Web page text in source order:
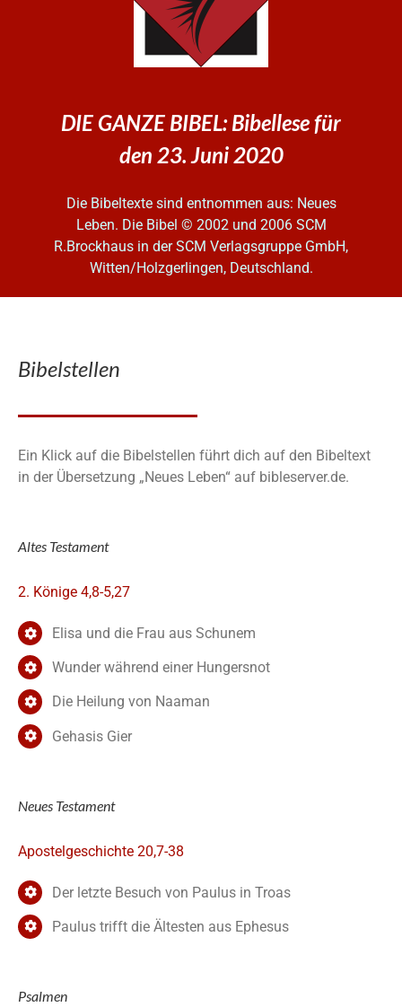
DIE GANZE BIBEL: Bibellese für
den 23. Juni 2020
Die Bibeltexte sind entnommen aus: Neues
Leben. Die Bibel © 2002 und 2006 SCM
R.Brockhaus in der SCM Verlagsgruppe GmbH,
Witten/Holzgerlingen, Deutschland.
Bibelstellen
Ein Klick auf die Bibelstellen führt dich auf den Bibeltext
in der Übersetzung „Neues Leben“ auf bibleserver.de.
Altes Testament
2. Könige 4,8-5,27
Elisa und die Frau aus Schunem
Wunder während einer Hungersnot
Die Heilung von Naaman
Gehasis Gier
Neues Testament
Apostelgeschichte 20,7-38
Der letzte Besuch von Paulus in Troas
Paulus trifft die Ältesten aus Ephesus
Psalmen